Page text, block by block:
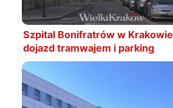
Szpital Bonifratrów w Krakowie
dojazd tramwajem i parking